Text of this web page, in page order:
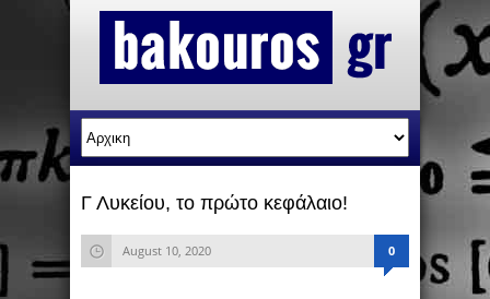
Γ Λυκείου, το πρώτο κεφάλαιο!
August 10, 2020 0